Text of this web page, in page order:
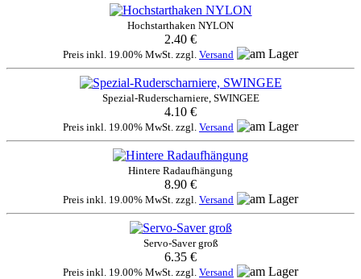
Hochstarthaken NYLON
2.40 €
Preis inkl. 19.00% MwSt. zzgl. Versand
Spezial-Ruderscharniere, SWINGEE
4.10 €
Preis inkl. 19.00% MwSt. zzgl. Versand
Hintere Radaufhängung
8.90 €
Preis inkl. 19.00% MwSt. zzgl. Versand
Servo-Saver groß
6.35 €
Preis inkl. 19.00% MwSt. zzgl. Versand